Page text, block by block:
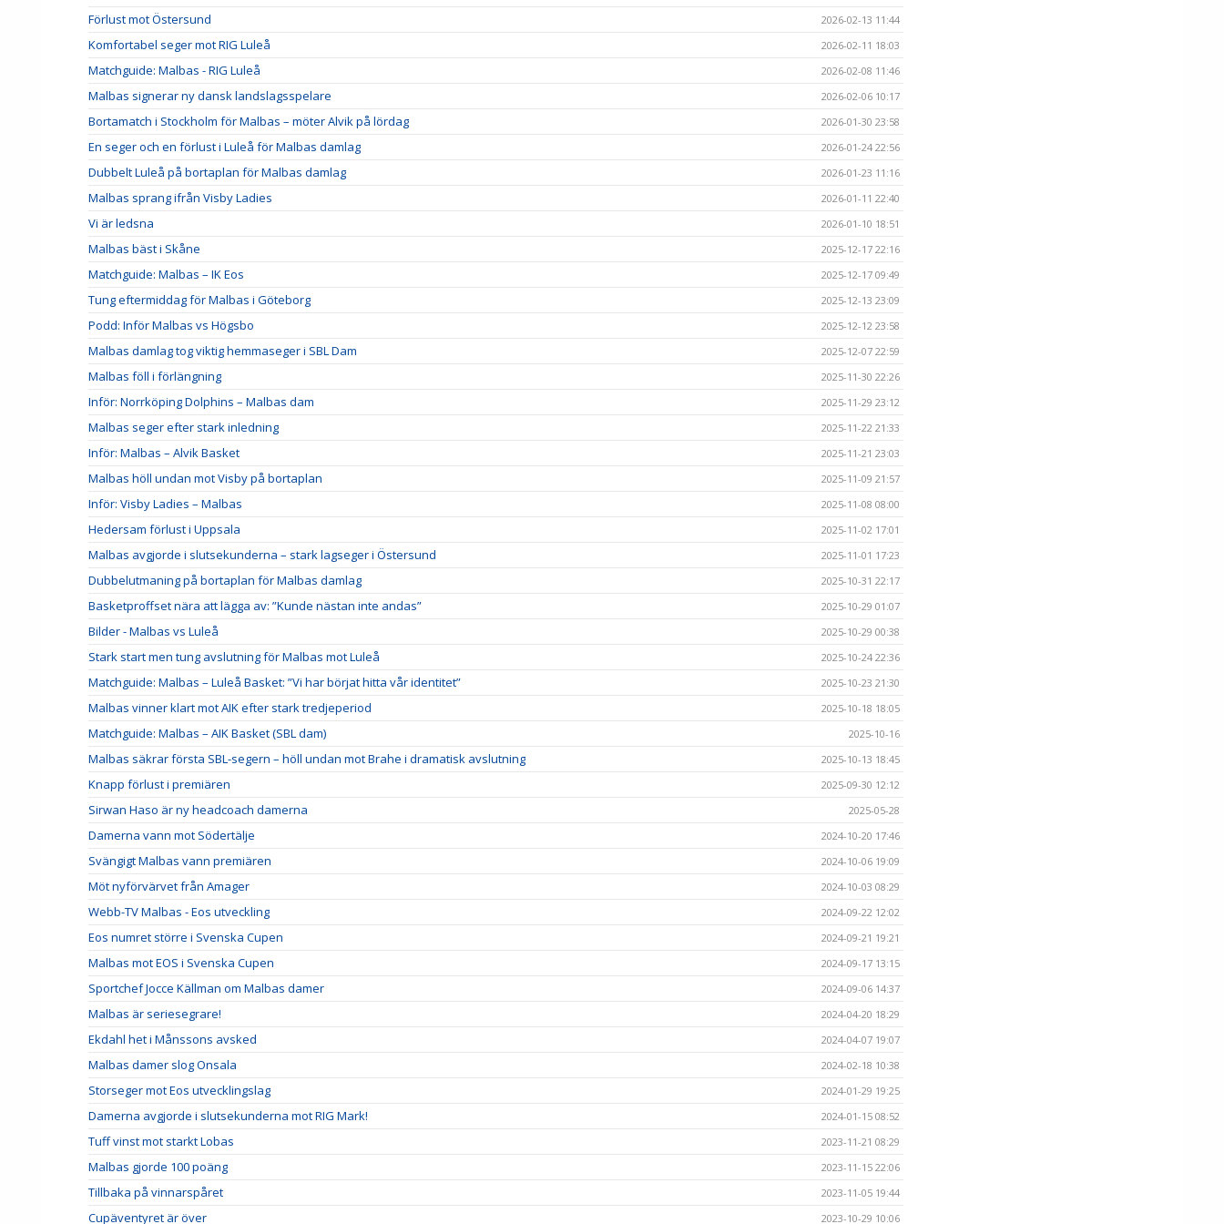
Förlust mot Östersund 2026-02-13 11:44
Komfortabel seger mot RIG Luleå 2026-02-11 18:03
Matchguide: Malbas - RIG Luleå 2026-02-08 11:46
Malbas signerar ny dansk landslagsspelare 2026-02-06 10:17
Bortamatch i Stockholm för Malbas – möter Alvik på lördag 2026-01-30 23:58
En seger och en förlust i Luleå för Malbas damlag 2026-01-24 22:56
Dubbelt Luleå på bortaplan för Malbas damlag 2026-01-23 11:16
Malbas sprang ifrån Visby Ladies 2026-01-11 22:40
Vi är ledsna 2026-01-10 18:51
Malbas bäst i Skåne 2025-12-17 22:16
Matchguide: Malbas – IK Eos 2025-12-17 09:49
Tung eftermiddag för Malbas i Göteborg 2025-12-13 23:09
Podd: Inför Malbas vs Högsbo 2025-12-12 23:58
Malbas damlag tog viktig hemmaseger i SBL Dam 2025-12-07 22:59
Malbas föll i förlängning 2025-11-30 22:26
Inför: Norrköping Dolphins – Malbas dam 2025-11-29 23:12
Malbas seger efter stark inledning 2025-11-22 21:33
Inför: Malbas – Alvik Basket 2025-11-21 23:03
Malbas höll undan mot Visby på bortaplan 2025-11-09 21:57
Inför: Visby Ladies – Malbas 2025-11-08 08:00
Hedersam förlust i Uppsala 2025-11-02 17:01
Malbas avgjorde i slutsekunderna – stark lagseger i Östersund 2025-11-01 17:23
Dubbelutmaning på bortaplan för Malbas damlag 2025-10-31 22:17
Basketproffset nära att lägga av: ”Kunde nästan inte andas” 2025-10-29 01:07
Bilder - Malbas vs Luleå 2025-10-29 00:38
Stark start men tung avslutning för Malbas mot Luleå 2025-10-24 22:36
Matchguide: Malbas – Luleå Basket: ”Vi har börjat hitta vår identitet” 2025-10-23 21:30
Malbas vinner klart mot AIK efter stark tredjeperiod 2025-10-18 18:05
Matchguide: Malbas – AIK Basket (SBL dam) 2025-10-16
Malbas säkrar första SBL-segern – höll undan mot Brahe i dramatisk avslutning 2025-10-13 18:45
Knapp förlust i premiären 2025-09-30 12:12
Sirwan Haso är ny headcoach damerna 2025-05-28
Damerna vann mot Södertälje 2024-10-20 17:46
Svängigt Malbas vann premiären 2024-10-06 19:09
Möt nyförvärvet från Amager 2024-10-03 08:29
Webb-TV Malbas - Eos utveckling 2024-09-22 12:02
Eos numret större i Svenska Cupen 2024-09-21 19:21
Malbas mot EOS i Svenska Cupen 2024-09-17 13:15
Sportchef Jocce Källman om Malbas damer 2024-09-06 14:37
Malbas är seriesegrare! 2024-04-20 18:29
Ekdahl het i Månssons avsked 2024-04-07 19:07
Malbas damer slog Onsala 2024-02-18 10:38
Storseger mot Eos utvecklingslag 2024-01-29 19:25
Damerna avgjorde i slutsekunderna mot RIG Mark! 2024-01-15 08:52
Tuff vinst mot starkt Lobas 2023-11-21 08:29
Malbas gjorde 100 poäng 2023-11-15 22:06
Tillbaka på vinnarspåret 2023-11-05 19:44
Cupäventyret är över 2023-10-29 10:06